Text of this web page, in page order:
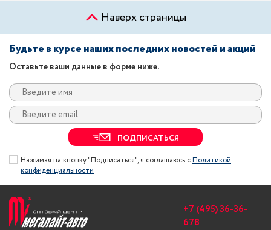
Наверх страницы
Будьте в курсе наших последних новостей и акций
Оставьте ваши данные в форме ниже.
ПОДПИСАТЬСЯ
Нажимая на кнопку "Подписаться", я соглашаюсь сПолитикой
конфиденциальности
+7 (495) 36-36-
678